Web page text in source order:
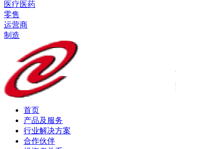
医疗医药
零售
运营商
制造
首页
产品及服务
行业解决方案
合作伙伴